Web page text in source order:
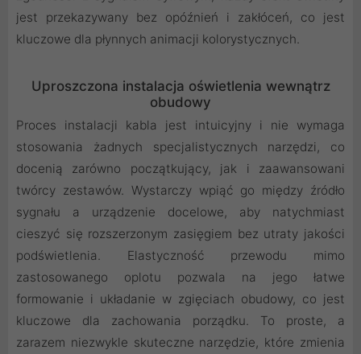
jest przekazywany bez opóźnień i zakłóceń, co jest
kluczowe dla płynnych animacji kolorystycznych.
Uproszczona instalacja oświetlenia wewnątrz
obudowy
Proces instalacji kabla jest intuicyjny i nie wymaga
stosowania żadnych specjalistycznych narzędzi, co
docenią zarówno początkujący, jak i zaawansowani
twórcy zestawów. Wystarczy wpiąć go między źródło
sygnału a urządzenie docelowe, aby natychmiast
cieszyć się rozszerzonym zasięgiem bez utraty jakości
podświetlenia. Elastyczność przewodu mimo
zastosowanego oplotu pozwala na jego łatwe
formowanie i układanie w zgięciach obudowy, co jest
kluczowe dla zachowania porządku. To proste, a
zarazem niezwykle skuteczne narzędzie, które zmienia